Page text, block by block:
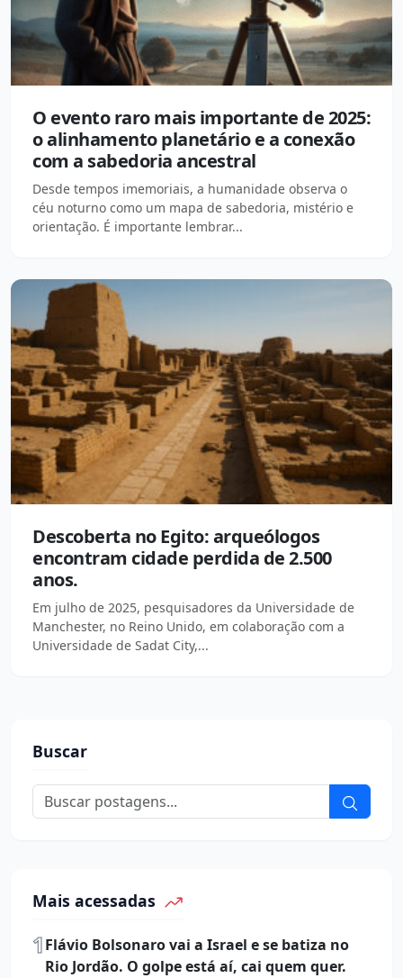
O evento raro mais importante de 2025:
o alinhamento planetário e a conexão
com a sabedoria ancestral
Desde tempos imemoriais, a humanidade observa o
céu noturno como um mapa de sabedoria, mistério e
orientação. É importante lembrar...
Descoberta no Egito: arqueólogos
encontram cidade perdida de 2.500
anos.
Em julho de 2025, pesquisadores da Universidade de
Manchester, no Reino Unido, em colaboração com a
Universidade de Sadat City,...
Buscar
Mais acessadas
1Flávio Bolsonaro vai a Israel e se batiza no
Rio Jordão. O golpe está aí, cai quem quer.